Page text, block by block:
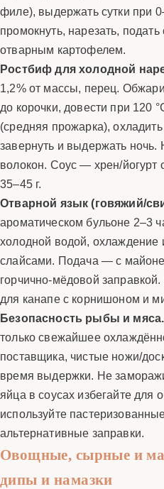
филе), выдержать сутки при
промокнуть, нарезать,
отварным картофелем.
Ростбиф для холодной
1,2% от массы, перец.
до корочки, довести при 120
(средняя прожарка),
завернуть и выдержать ночь.
волокон. Соус — хрен/
35–45 г.
Отварной язык (говяжий/
ароматическом бульоне 2–3
холодной водой, охлаждение
слайсами. Подача — с
горчично-мёдовой
для канапе с корнишоном и
Безопасность рыбы и мяса.
только свежайшее
поставщика, чистые ножи/
время выдержки. Не
яйца в соусах избегайте
используйте
альтернативные заправки.
Овощные, сырные и
дипы и намазки